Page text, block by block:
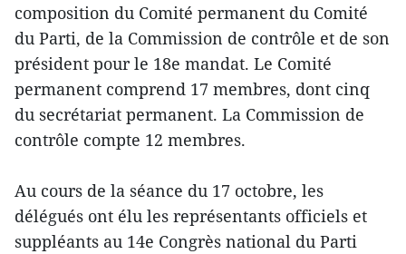
composition du Comité permanent du Comité
du Parti, de la Commission de contrôle et de son
président pour le 18e mandat. Le Comité
permanent comprend 17 membres, dont cinq
du secrétariat permanent. La Commission de
contrôle compte 12 membres.
Au cours de la séance du 17 octobre, les
délégués ont élu les représentants officiels et
suppléants au 14e Congrès national du Parti